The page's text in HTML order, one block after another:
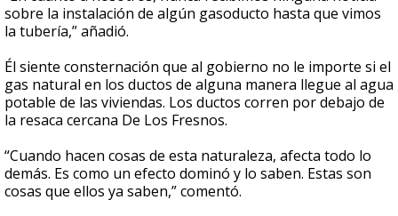
sobre la instalación de algún gasoducto hasta que vimos
la tubería,” añadió.
Él siente consternación que al gobierno no le importe si el
gas natural en los ductos de alguna manera llegue al agua
potable de las viviendas. Los ductos corren por debajo de
la resaca cercana De Los Fresnos.
“Cuando hacen cosas de esta naturaleza, afecta todo lo
demás. Es como un efecto dominó y lo saben. Estas son
cosas que ellos ya saben,” comentó.